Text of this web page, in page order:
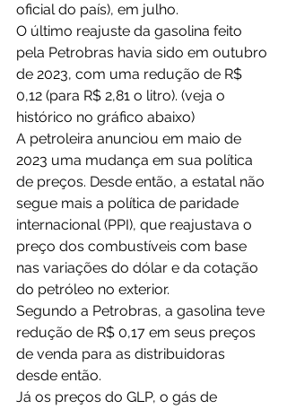
oficial do país), em julho.
O último reajuste da gasolina feito
pela Petrobras havia sido em outubro
de 2023, com uma redução de R$
0,12 (para R$ 2,81 o litro). (veja o
histórico no gráfico abaixo)
A petroleira anunciou em maio de
2023 uma mudança em sua política
de preços. Desde então, a estatal não
segue mais a política de paridade
internacional (PPI), que reajustava o
preço dos combustíveis com base
nas variações do dólar e da cotação
do petróleo no exterior.
Segundo a Petrobras, a gasolina teve
redução de R$ 0,17 em seus preços
de venda para as distribuidoras
desde então.
Já os preços do GLP, o gás de